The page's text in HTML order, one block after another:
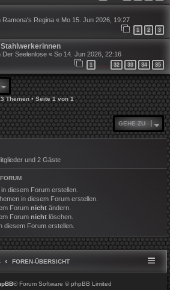
Ramona's Regina « Mo 15. Jun 2026, 19:27
1 2 3
Der Seelenlose « So 14. Jun 2026, 22:16
1 … 32 33 34 35
Themen • Seite1von1
GEHE ZU
und 2 Gäste
diesem Forum erstellen.
in diesem Forum erstellen.
Forum nicht ändern.
Forum nicht löschen.
diesem Forum erstellen.
FOREN-ÜBERSICHT
® Forum Software © phpBB Limited